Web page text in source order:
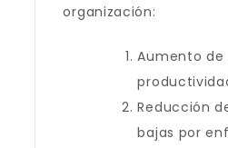
organización:
Aumento de
Reducción
bajas por